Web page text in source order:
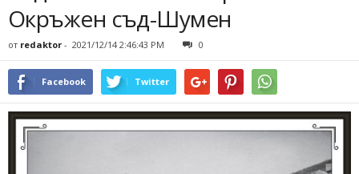
Окръжен съд-Шумен
от redaktor - 2021/12/14 2:46:43 PM 0
Facebook Twitter